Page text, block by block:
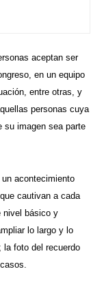
aceptan ser
en un equipo
entre otras, y
personas cuya
su imagen sea parte
acontecimiento
cautivan a cada
nivel básico y
lo largo y lo
la foto del recuerdo